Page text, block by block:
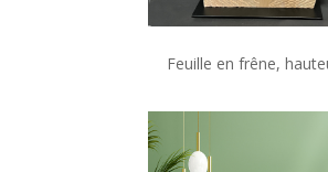
Feuille en frêne,